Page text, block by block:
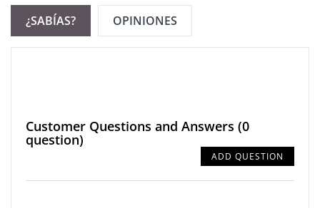
¿SABÍAS? OPINIONES
Customer Questions and Answers (0
question)
ADD QUESTION